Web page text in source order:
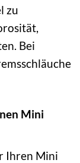
zu
Bei
Mini
Ihren Mini